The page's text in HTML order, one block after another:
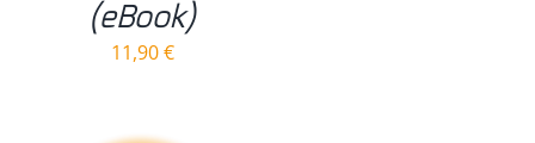
(eBook)
11,90€